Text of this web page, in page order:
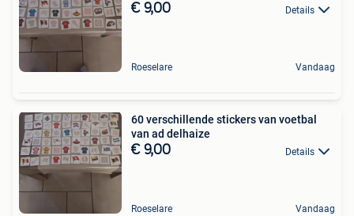
€ 9,00 Details
Roeselare Vandaag
60 verschillende stickers van voetbal
van ad delhaize
€ 9,00 Details
Roeselare Vandaag